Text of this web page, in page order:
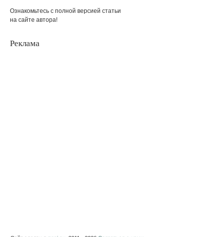
Ознакомьтесь с полной версией статьи
на сайте автора!
Реклама